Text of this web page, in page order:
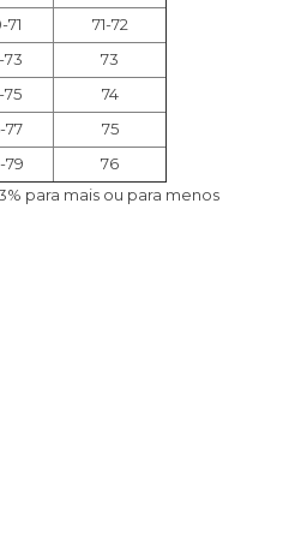
71
71-72
73
73
75
74
77
75
79
76
para mais ou para menos